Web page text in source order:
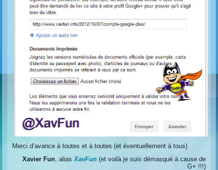
Merci d’avance à toutes et à toutes (et éventuellement à tous)
Xavier Fun, aliasXavFun(et voilà je suis démasqué à cause de
G+ !!!)